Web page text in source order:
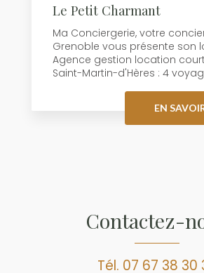
Le Petit Charmant
Ma Conciergerie, votre
Grenoble vous présente son
Agence gestion location
Saint-Martin-d'Hères : 4
EN
Contactez-
Tél. 07 67 38 30